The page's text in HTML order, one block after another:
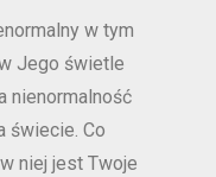
w tym
Jego świetle
nienormalność
świecie. Co
niej jest Twoje